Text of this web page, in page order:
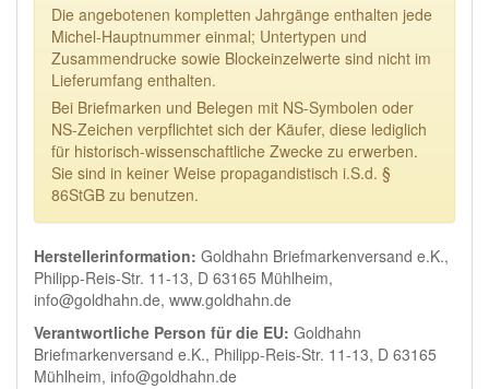
Die angebotenen kompletten Jahrgänge enthalten jede
Michel-Hauptnummer einmal; Untertypen und
Zusammendrucke sowie Blockeinzelwerte sind nicht im
Lieferumfang enthalten.
Bei Briefmarken und Belegen mit NS-Symbolen oder
NS-Zeichen verpflichtet sich der Käufer, diese lediglich
für historisch-wissenschaftliche Zwecke zu erwerben.
Sie sind in keiner Weise propagandistisch i.S.d. §
86StGB zu benutzen.
Herstellerinformation: Goldhahn Briefmarkenversand e.K.,
Philipp-Reis-Str. 11-13, D 63165 Mühlheim,
info@goldhahn.de, www.goldhahn.de
Verantwortliche Person für die EU: Goldhahn
Briefmarkenversand e.K., Philipp-Reis-Str. 11-13, D 63165
Mühlheim, info@goldhahn.de